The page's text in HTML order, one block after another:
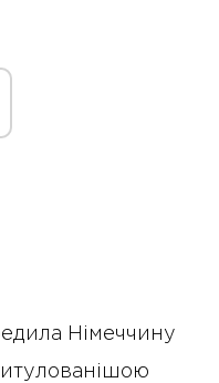
Німеччину